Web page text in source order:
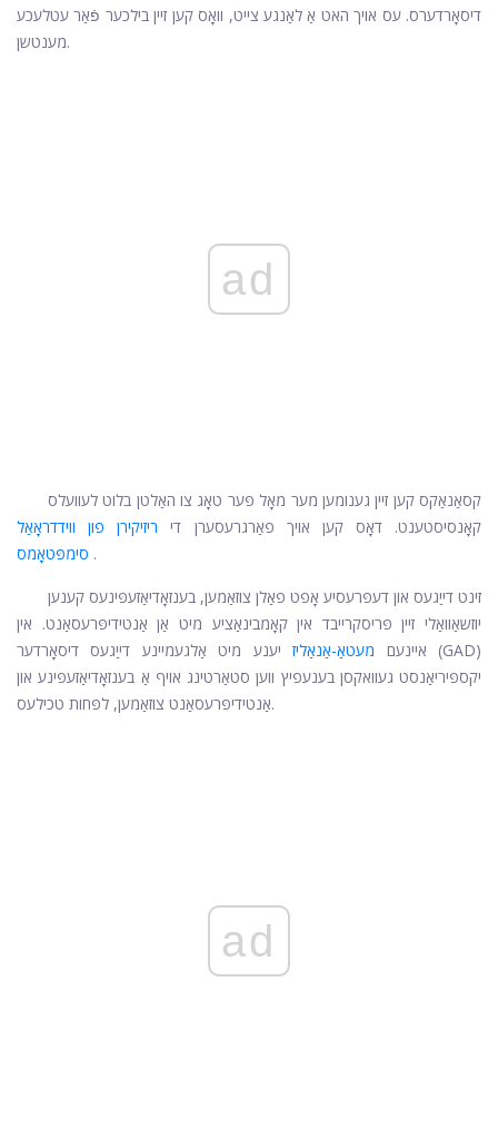
דיסאָרדערס. עס אויך האט אַ לאַנגע צייט, וואָס קען זיין בילכער פֿאַר עטלעכע
מענטשן.
ad
קסאַנאַקס קען זיין גענומען מער מאָל פּער טאָג צו האַלטן בלוט לעוועלס
קאָנסיסטענט. דאָס קען אויך פאַרגרעסערן די ריזיקירן פון ווידדראָאַל
סימפּטאָמס .
זינט דייַגעס און דעפּרעסיע אָפט פאַלן צוזאַמען, בענזאָדיאַזעפּינעס קענען
יוזשאַוואַלי זיין פּריסקרייבד אין קאָמבינאַציע מיט אַן אַנטידיפּרעסאַנט. אין
איינעם מעטאַ-אַנאַליזיענע מיט אַלגעמיינע דייַגעס דיסאָרדער (GAD)
יקספּיריאַנסט געוואקסן בענעפיץ ווען סטאַרטינג אויף אַ בענזאָדיאַזעפּינע און
אַנטידיפּרעסאַנט צוזאַמען, לפּחות טכילעס.
ad